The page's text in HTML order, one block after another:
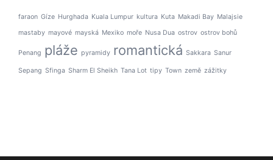
faraon Gíze Hurghada Kuala Lumpur kultura Kuta Makadi Bay Malajsie
mastaby mayové mayská Mexiko moře Nusa Dua ostrov ostrov bohů
Penang pláže pyramidy romantická Sakkara Sanur
Sepang Sfinga Sharm El Sheikh Tana Lot tipy Town země zážitky